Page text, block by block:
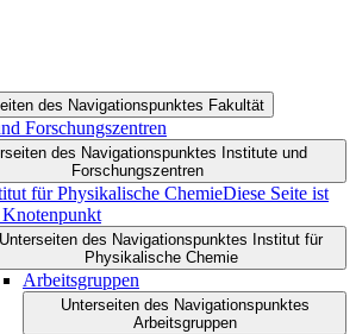
des Navigationspunktes Fakultät
Forschungszentren
des Navigationspunktes Institute und
Forschungszentren
für Physikalische ChemieDiese Seite ist
Unterseiten des Navigationspunktes Institut für
Physikalische Chemie
Arbeitsgruppen
Unterseiten des Navigationspunktes
Arbeitsgruppen